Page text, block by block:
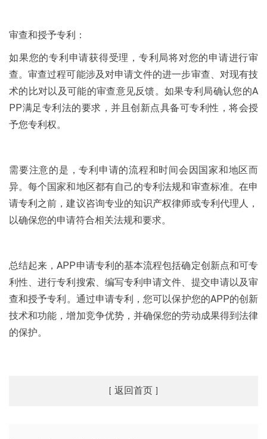
审查和授予专利：
如果您的专利申请获得受理，专利局将对您的申请进行审
查。审查过程可能涉及对申请文件的进一步审查、对现有技
术的比对以及可能的审查意见反馈。如果专利局确认您的A
PP满足专利法的要求，并且创新点具备可专利性，将会授
予您专利权。
需要注意的是，专利申请的流程和时间会因国家和地区而
异。每个国家和地区都有自己的专利法规和审查标准。在申
请专利之前，建议咨询专业的知识产权律师或专利代理人，
以确保您的申请符合相关法规和要求。
总结起来，APP申请专利的基本流程包括确定创新点和可专
利性、进行专利搜索、编写专利申请文件、提交申请以及审
查和授予专利。通过申请专利，您可以保护您的APP的创新
技术和功能，增加竞争优势，并确保您的劳动成果得到法律
的保护。
返回首页